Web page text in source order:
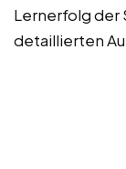
Lernerfolg der
detaillierten